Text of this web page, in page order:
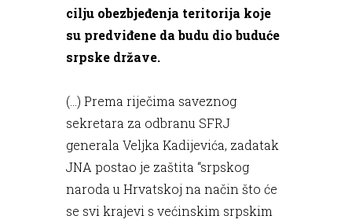
cilju obezbjeđenja teritorija koje
su predviđene da budu dio buduće
srpske države.
(...) Prema riječima saveznog
sekretara za odbranu SFRJ
generala Veljka Kadijevića, zadatak
JNA postao je zaštita “srpskog
naroda u Hrvatskoj na način što će
se svi krajevi s većinskim srpskim